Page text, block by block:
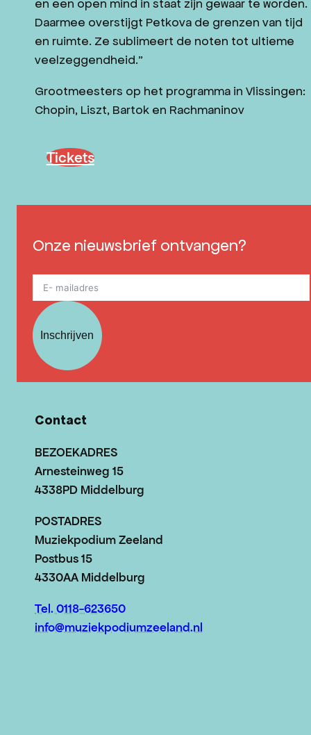
en een open mind in staat zijn gewaar te worden.
Daarmee overstijgt Petkova de grenzen van tijd
en ruimte. Ze sublimeert de noten tot ultieme
veelzeggendheid.”
Grootmeesters op het programma in Vlissingen:
Chopin, Liszt, Bartok en Rachmaninov
Tickets
Onze nieuwsbrief ontvangen?
Inschrijven
Contact
BEZOEKADRES
Arnesteinweg 15
4338PD Middelburg
POSTADRES
Muziekpodium Zeeland
Postbus 15
4330AA Middelburg
Tel. 0118-623650
info@muziekpodiumzeeland.nl